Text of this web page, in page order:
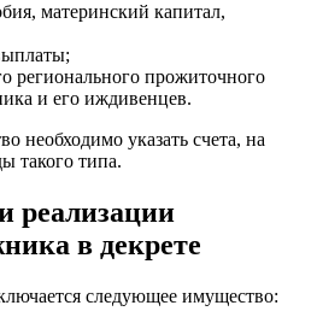
материнский капитал,
регионального прожиточного
и его иждивенцев.
необходимо указать счета, на
такого типа.
реализации
в декрете
следующее имущество: